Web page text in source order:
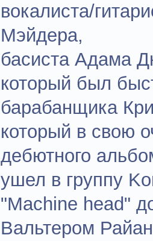
вокалиста/
Мэйдера,
басиста Адама
который был
барабанщика
который в свою
дебютного
ушел в группу
"Machine head"
Вальтером